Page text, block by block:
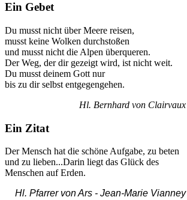
Ein Gebet
Du musst nicht über Meere reisen,
musst keine Wolken durchstoßen
und musst nicht die Alpen überqueren.
Der Weg, der dir gezeigt wird, ist nicht weit.
Du musst deinem Gott nur
bis zu dir selbst entgegengehen.
Hl. Bernhard von Clairvaux
Ein Zitat
Der Mensch hat die schöne Aufgabe, zu beten
und zu lieben...Darin liegt das Glück des
Menschen auf Erden.
Hl. Pfarrer von Ars -Jean-Marie Vianney